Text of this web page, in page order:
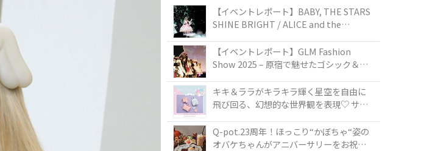
【イベントレポート】BABY, THE STARS
SHINE BRIGHT / ALICE and the
TOKYO
【イベントレポート】GLM Fashion
Show 2025 – 原宿で魅せたゴシック＆ロ
キキ＆ララがキラキラ輝く星空を自由に
飛び回る、幻想的な世界観を表現♡ サマ
50周年アニバーサリーイヤー』を記念し
たコレクションが登場
Q-pot.23周年！ほっこり“かぼちゃ“姿の
オバケちゃんがアニバーサリーをお祝い